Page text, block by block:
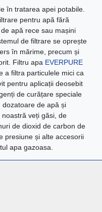
în tratarea apei potabile.
pentru apă fără
apă rece sau mașini
de filtrare se oprește
în mărime, precum și
Filtru apa EVERPURE
a filtra particulele mici ca
pentru aplicații deosebit
de curățare speciale
de apă și
veți găsi, de
de dioxid de carbon de
presiune și alte accesorii
apa gazoasa.